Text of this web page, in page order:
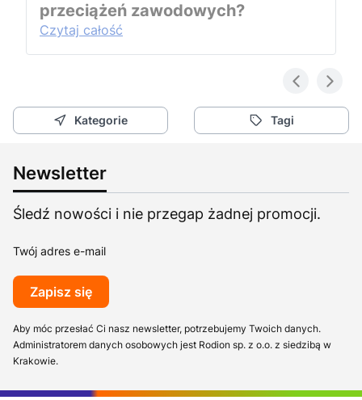
przeciążeń zawodowych?
Czytaj całość
Kategorie Tagi
Newsletter
Śledź nowości i nie przegap żadnej promocji.
Twój adres e-mail
Zapisz się
Aby móc przesłać Ci nasz newsletter, potrzebujemy Twoich danych.
Administratorem danych osobowych jest Rodion sp. z o.o. z siedzibą w
Krakowie.